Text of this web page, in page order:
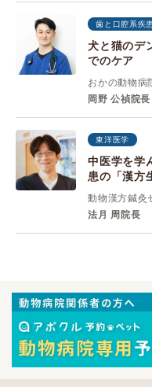
歯と口腔系疾患
犬と猫のデ
でのケア
おかの動物
岡野 公禎院長
東洋医学
中医学を学
患の「漢方
動物漢方鍼灸
法月 周院長